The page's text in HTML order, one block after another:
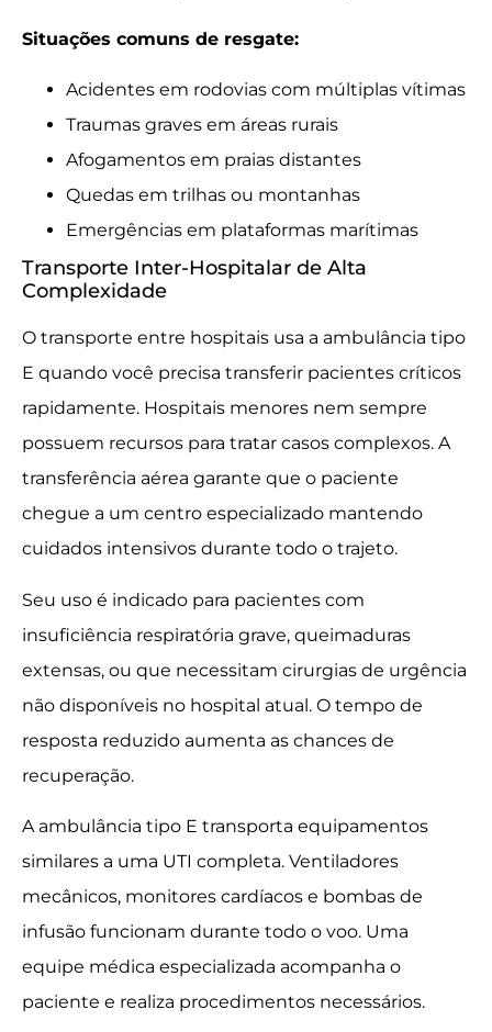
Situações comuns de resgate:
Acidentes em rodovias com múltiplas vítimas
Traumas graves em áreas rurais
Afogamentos em praias distantes
Quedas em trilhas ou montanhas
Emergências em plataformas marítimas
Transporte Inter-Hospitalar de Alta
Complexidade
O transporte entre hospitais usa a ambulância tipo
E quando você precisa transferir pacientes críticos
rapidamente. Hospitais menores nem sempre
possuem recursos para tratar casos complexos. A
transferência aérea garante que o paciente
chegue a um centro especializado mantendo
cuidados intensivos durante todo o trajeto.
Seu uso é indicado para pacientes com
insuficiência respiratória grave, queimaduras
extensas, ou que necessitam cirurgias de urgência
não disponíveis no hospital atual. O tempo de
resposta reduzido aumenta as chances de
recuperação.
A ambulância tipo E transporta equipamentos
similares a uma UTI completa. Ventiladores
mecânicos, monitores cardíacos e bombas de
infusão funcionam durante todo o voo. Uma
equipe médica especializada acompanha o
paciente e realiza procedimentos necessários.